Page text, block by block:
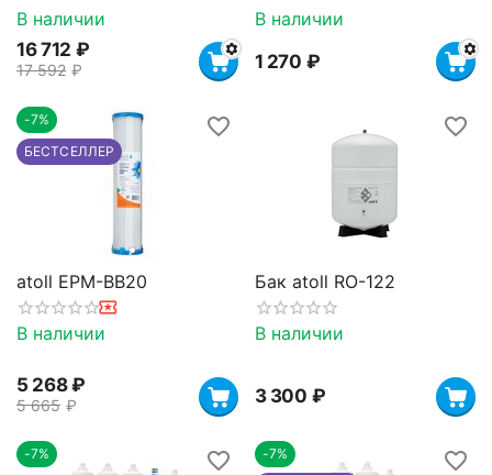
В наличии
16 712 ₽
17 592 ₽
В наличии
1 270 ₽
-7%
БЕСТСЕЛЛЕР
atoll EPM-BB20
В наличии
5 268 ₽
5 665 ₽
Бак atoll RO-122
В наличии
3 300 ₽
-7% -7%